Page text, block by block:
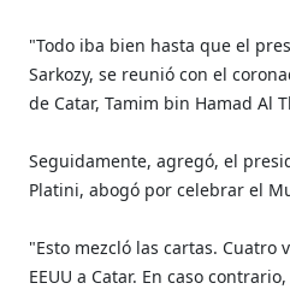
"Todo iba bien hasta que el
Sarkozy, se reunió con el
de Catar, Tamim bin Hamad Al
Seguidamente, agregó, el
Platini, abogó por celebrar el
"Esto mezcló las cartas. Cuatro
EEUU a Catar. En caso